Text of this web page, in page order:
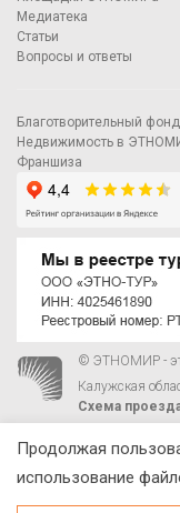
Медиатека
Статьи
Вопросы и ответы
Благотворительный
Недвижимость в
Франшиза
© ЭТНОМИР -
Калужская
Схема
Продолжая
использование